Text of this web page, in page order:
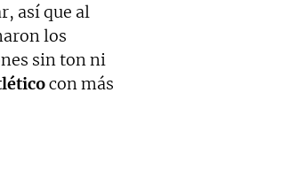
así que al
los
sin ton ni
con más